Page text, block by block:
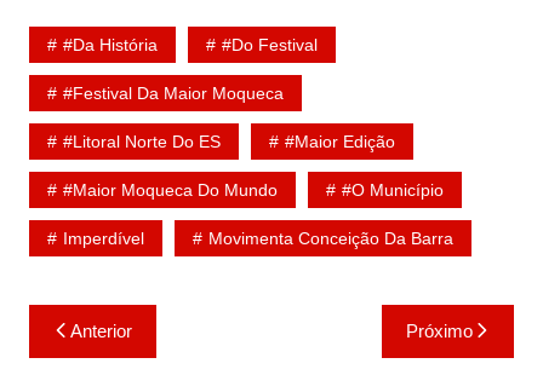
#Da História #Do Festival
#Festival Da Maior Moqueca
#Litoral Norte Do ES #Maior Edição
#Maior Moqueca Do Mundo #O Município
Imperdível Movimenta Conceição Da Barra
Navegação
de
Anterior Próximo